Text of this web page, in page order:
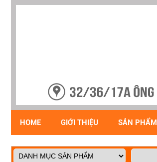
HOME GIỚI THIỆU SẢN PHẨM